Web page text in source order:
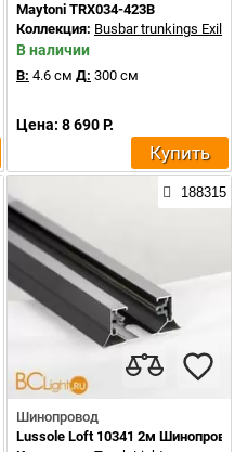
Maytoni TRX034-423B
Коллекция: Busbar trunkings Exility
В наличии
В: 4.6 см Д: 300 см
Цена: 8 690 Р.
Купить
188315
Шинопровод
Lussole Loft 10341 2м Шинопровод